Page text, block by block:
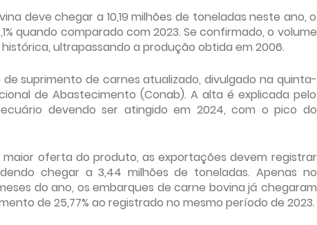
deve chegar a 10,19 milhões de toneladas neste ano, o
quando comparado com 2023. Se confirmado, o volume
ultrapassando a produção obtida em 2006.
suprimento de carnes atualizado, divulgado na quinta-
de Abastecimento (Conab). A alta é explicada pelo
devendo ser atingido em 2024, com o pico do
oferta do produto, as exportações devem registrar
chegar a 3,44 milhões de toneladas. Apenas no
do ano, os embarques de carne bovina já chegaram
de 25,77% ao registrado no mesmo período de 2023.